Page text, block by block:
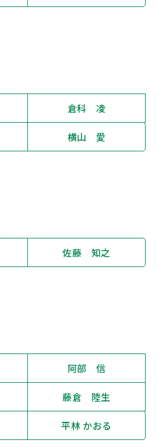
倉科 凌
横山 愛
佐藤 知之
阿部 信
藤倉 陸生
平林 かおる